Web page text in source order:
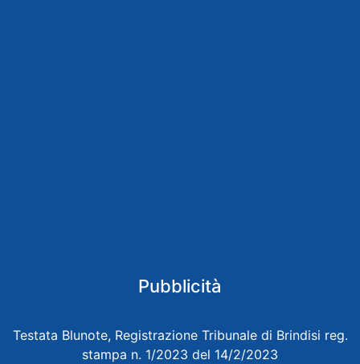
Pubblicità
Testata Blunote, Registrazione Tribunale di Brindisi reg.
stampa n. 1/2023 del 14/2/2023